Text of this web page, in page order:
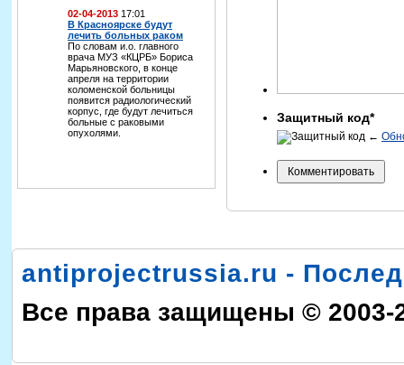
02-04-2013 17:01
В Красноярске будут
лечить больных раком
По словам и.о. главного
врача МУЗ «КЦРБ» Бориса
Марьяновского, в конце
апреля на территории
коломенской больницы
появится радиологический
корпус, где будут лечиться
больные с раковыми
опухолями.
Защитный код*
←
antiprojectrussia.ru -
Все права защищены © 2003-